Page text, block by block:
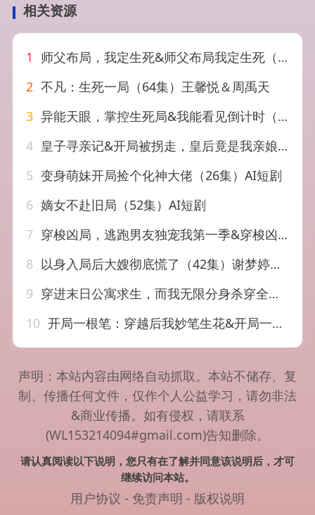
相关资源
1
师父布局，我定生死&师父布局我定生死（81集）徐彬兵&孔悦城&孙浩峰&包美美
2 不凡：生死一局（64集）王馨悦＆周禹天
3 异能天眼，掌控生死局&我能看见倒计时（80集）李净宁&贾元琪
4 皇子寻亲记&开局被拐走，皇后竟是我亲娘&陛下，皇后又带崽搬敌人宝库去了（66集）
5 变身萌妹开局捡个化神大佬（26集）AI短剧
6 嫡女不赴旧局（52集）AI短剧
7 穿梭凶局，逃跑男友独宠我第一季&穿梭凶局逃跑男友独宠我第一季（69集）AI短剧
8 以身入局后大嫂彻底慌了（42集）谢梦婷&于宙童
9 穿进末日公寓求生，而我无限分身杀穿全局&穿进末日公寓求生而我无限分身杀穿全局（60集）AI短剧
10 开局一根笔：穿越后我妙笔生花&开局一根笔穿越后我妙笔生花（98集）陆恩馨&天养
声明：本站内容由网络自动抓取。本站不储存、复
制、传播任何文件，仅作个人公益学习，请勿非法
&商业传播。如有侵权，请联系
(WL153214094#gmail.com)告知删除。
请认真阅读以下说明，您只有在了解并同意该说明后，才可
继续访问本站。
用户协议 - 免责声明 - 版权说明